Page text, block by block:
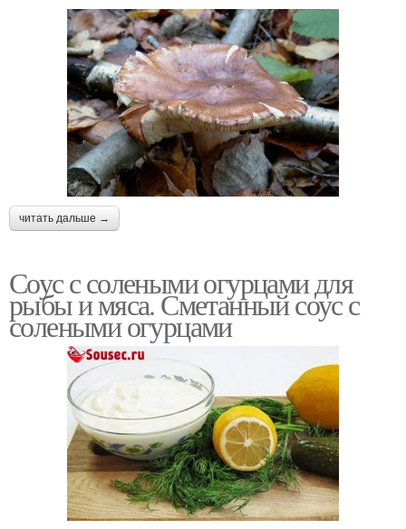
читать дальше →
Соус с солеными огурцами для
рыбы и мяса. Сметанный соус с
солеными огурцами